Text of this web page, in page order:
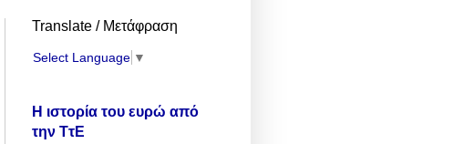
Translate / Μετάφραση
Select Language ▼
Η ιστορία του ευρώ από
την ΤτΕ